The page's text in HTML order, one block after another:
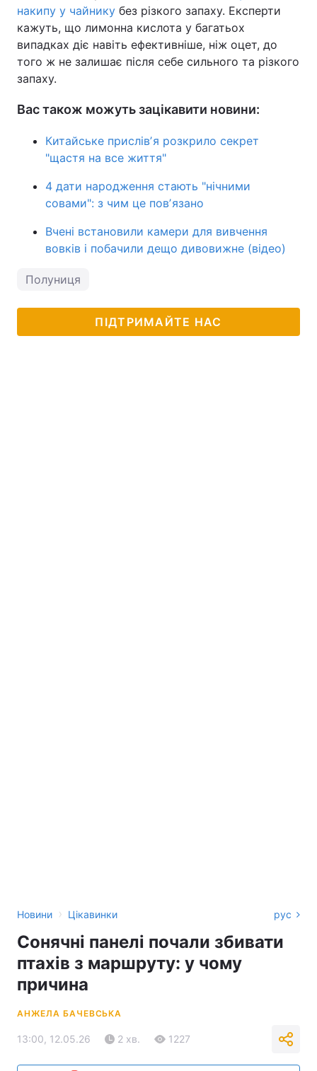
накипу у чайнику без різкого запаху. Експерти
кажуть, що лимонна кислота у багатьох
випадках діє навіть ефективніше, ніж оцет, до
того ж не залишає після себе сильного та різкого
запаху.
Вас також можуть зацікавити новини:
Китайське прислівʼя розкрило секрет
"щастя на все життя"
4 дати народження стають "нічними
совами": з чим це повʼязано
Вчені встановили камери для вивчення
вовків і побачили дещо дивовижне (відео)
Полуниця
ПІДТРИМАЙТЕ НАС
Новини › Цікавинки рус
Сонячні панелі почали збивати
птахів з маршруту: у чому
причина
АНЖЕЛА БАЧЕВСЬКА
13:00, 12.05.26 2 хв. 1227